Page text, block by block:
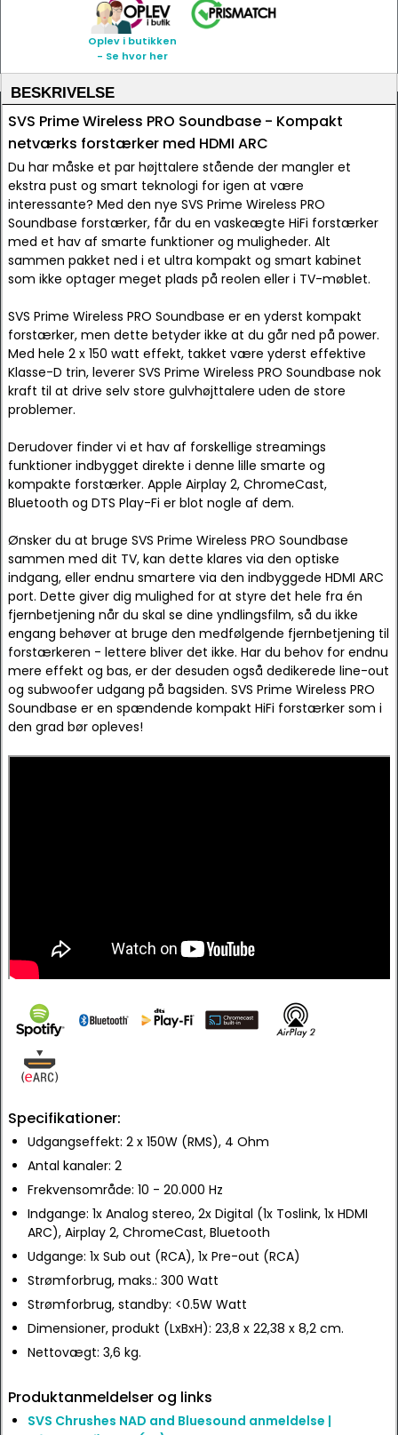
Oplev i butikken
- Se hvor her
BESKRIVELSE
SVS Prime Wireless PRO Soundbase - Kompakt
netværks forstærker med HDMI ARC
Du har måske et par højttalere stående der mangler et
ekstra pust og smart teknologi for igen at være
interessante? Med den nye SVS Prime Wireless PRO
Soundbase forstærker, får du en vaskeægte HiFi forstærker
med et hav af smarte funktioner og muligheder. Alt
sammen pakket ned i et ultra kompakt og smart kabinet
som ikke optager meget plads på reolen eller i TV-møblet.
SVS Prime Wireless PRO Soundbase er en yderst kompakt
forstærker, men dette betyder ikke at du går ned på power.
Med hele 2 x 150 watt effekt, takket være yderst effektive
Klasse-D trin, leverer SVS Prime Wireless PRO Soundbase nok
kraft til at drive selv store gulvhøjttalere uden de store
problemer.
Derudover finder vi et hav af forskellige streamings
funktioner indbygget direkte i denne lille smarte og
kompakte forstærker. Apple Airplay 2, ChromeCast,
Bluetooth og DTS Play-Fi er blot nogle af dem.
Ønsker du at bruge SVS Prime Wireless PRO Soundbase
sammen med dit TV, kan dette klares via den optiske
indgang, eller endnu smartere via den indbyggede HDMI ARC
port. Dette giver dig mulighed for at styre det hele fra én
fjernbetjening når du skal se dine yndlingsfilm, så du ikke
engang behøver at bruge den medfølgende fjernbetjening til
forstærkeren - lettere bliver det ikke. Har du behov for endnu
mere effekt og bas, er der desuden også dedikerede line-out
og subwoofer udgang på bagsiden. SVS Prime Wireless PRO
Soundbase er en spændende kompakt HiFi forstærker som i
den grad bør opleves!
Specifikationer:
Udgangseffekt: 2 x 150W (RMS), 4 Ohm
Antal kanaler: 2
Frekvensområde: 10 - 20.000 Hz
Indgange: 1x Analog stereo, 2x Digital (1x Toslink, 1x HDMI
ARC), Airplay 2, ChromeCast, Bluetooth
Udgange: 1x Sub out (RCA), 1x Pre-out (RCA)
Strømforbrug, maks.: 300 Watt
Strømforbrug, standby: <0.5W Watt
Dimensioner, produkt (LxBxH): 23,8 x 22,38 x 8,2 cm.
Nettovægt: 3,6 kg.
Produktanmeldelser og links
SVS Chrushes NAD and Bluesound anmeldelse |